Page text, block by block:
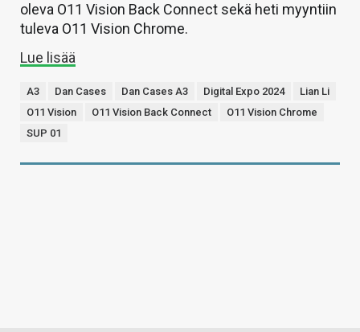
oleva O11 Vision Back Connect sekä heti myyntiin
tuleva O11 Vision Chrome.
Lue lisää
A3 Dan Cases Dan Cases A3 Digital Expo 2024
Lian Li
O11 Vision
O11 Vision Back Connect
O11 Vision Chrome
SUP 01